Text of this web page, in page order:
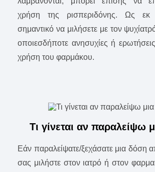
χρήση της ρισπεριδόνης. Ως εκ
σημαντικό να μιλήσετε με τον
οποιεσδήποτε ανησυχίες ή
χρήση του φαρμάκου.
Τι γίνεται αν παραλείψω
Εάν παραλείψατε/ξεχάσατε μια δόση
σας μιλήστε στον ιατρό ή στον